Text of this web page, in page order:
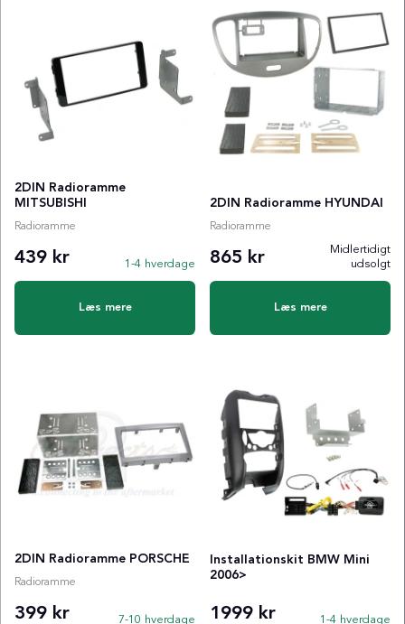
2DIN Radioramme
MITSUBISHI
Radioramme
439 kr 1-4 hverdage
Læs mere
2DIN Radioramme HYUNDAI
Radioramme
865 kr
Midlertidigt
udsolgt
Læs mere
2DIN Radioramme PORSCHE
Radioramme
399 kr 7-10 hverdage
Installationskit BMW Mini
2006>
1999 kr 1-4 hverdage